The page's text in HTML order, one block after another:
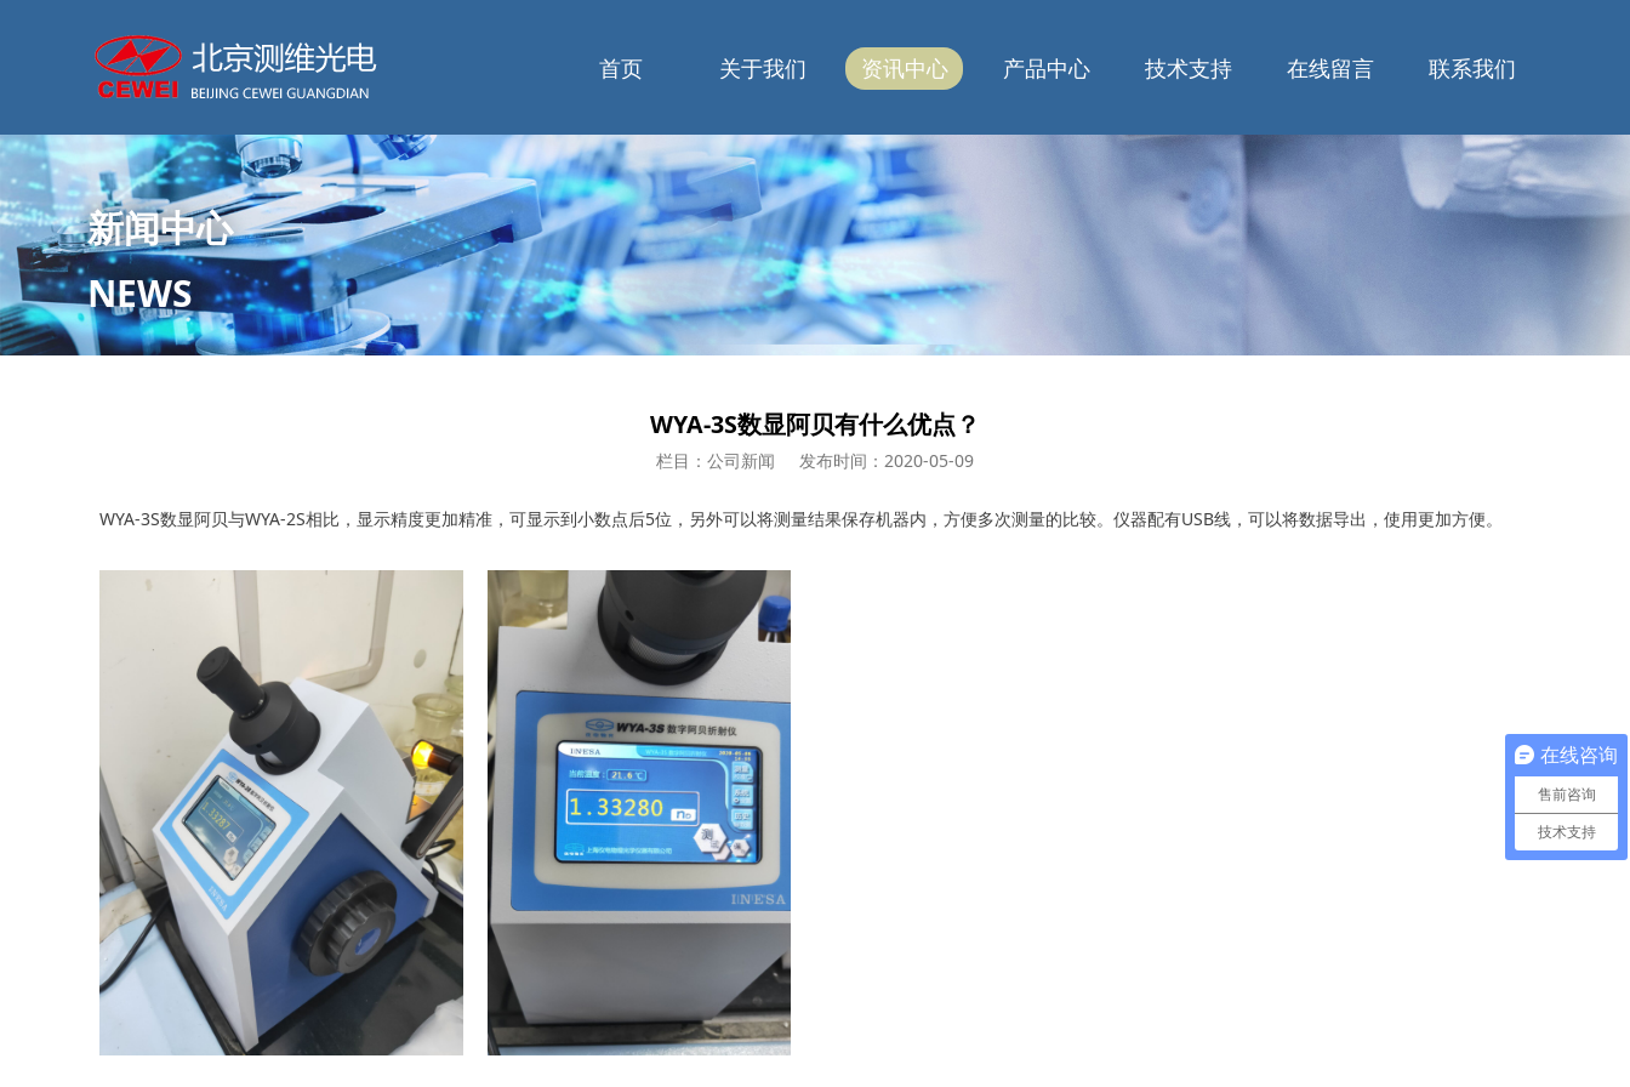
首页 关于我们 资讯中心 产品中心 技术支持 在线留言 联系我们
新闻中心
NEWS
WYA-3S数显阿贝有什么优点？
栏目：公司新闻 发布时间：2020-05-09
WYA-3S数显阿贝与WYA-2S相比，显示精度更加精准，可显示到小数点后5位，另外可以将测量结果保存机器内，方便多次测量的比较。仪器配有USB线，可以将数据导出，使用更加方便。
在线咨询
售前咨询
技术支持